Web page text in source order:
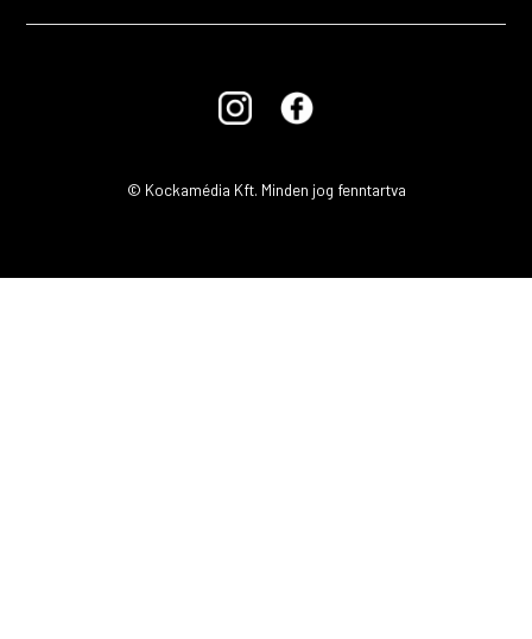
© Kockamédia Kft. Minden jog fenntartva